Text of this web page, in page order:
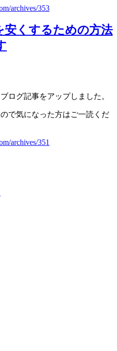
archives/353
安くするための方法
ログ記事をアップしました。
で気になった方はご一読くだ
archives/351